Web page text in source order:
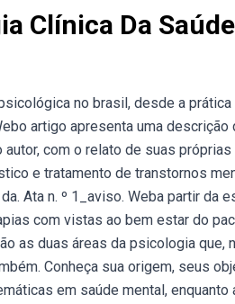
Clínica Da Saúde
no brasil, desde a
artigo apresenta uma
com o relato de suas
e tratamento de transtornos
Ata n. º 1_aviso. Weba partir da
com vistas ao bem estar do
as duas áreas da psicologia que,
Conheça sua origem, seus
em saúde mental,